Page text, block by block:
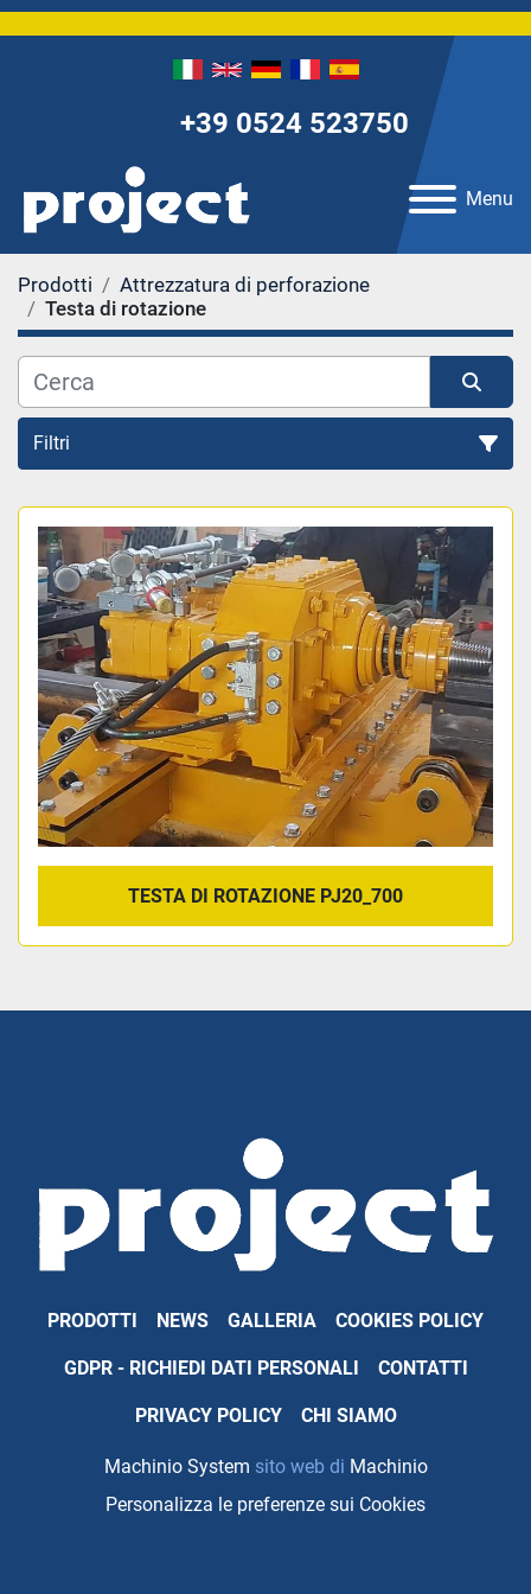
Menu
+39 0524 523750
Prodotti
Attrezzatura di perforazione
Testa di rotazione
Filtri
Ordina per
TESTA DI ROTAZIONE PJ20_700
PRODOTTI NEWS GALLERIA COOKIES POLICY
GDPR - RICHIEDI DATI PERSONALI CONTATTI
PRIVACY POLICY CHI SIAMO
Machinio System sito web di Machinio
Personalizza le preferenze sui Cookies